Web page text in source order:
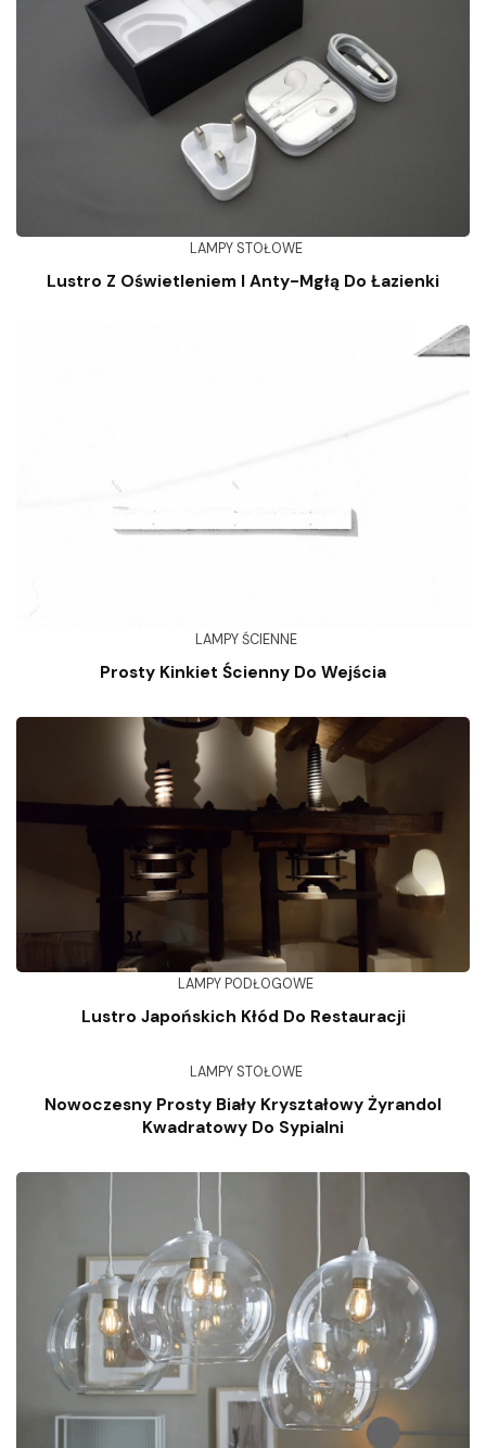
LAMPY STOŁOWE
Lustro Z Oświetleniem I Anty-Mgłą Do Łazienki
LAMPY ŚCIENNE
Prosty Kinkiet Ścienny Do Wejścia
LAMPY PODŁOGOWE
Lustro Japońskich Kłód Do Restauracji
LAMPY STOŁOWE
Nowoczesny Prosty Biały Kryształowy Żyrandol
Kwadratowy Do Sypialni